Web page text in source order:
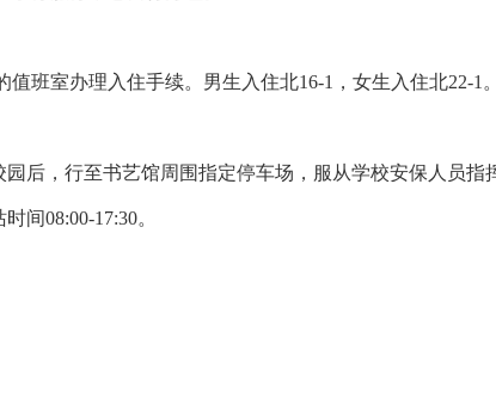
班室办理入住手续。男生入住北16-1，女生入住北22-1。
后，行至书艺馆周围指定停车场，服从学校安保人员指
间08:00-17:30。